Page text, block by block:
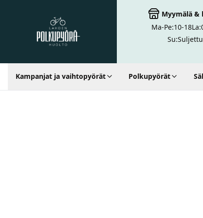
Lahden Polkupyörähuolto - etusivulle
Myymälä &
Ma-Pe:10-18La:
Su:Suljettu
Hakutulokset
Kampanjat ja vaihtopyörät Polkupyörät